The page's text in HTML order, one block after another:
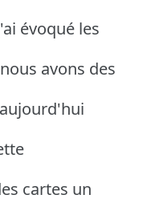
évoqué les
avons des
cartes un